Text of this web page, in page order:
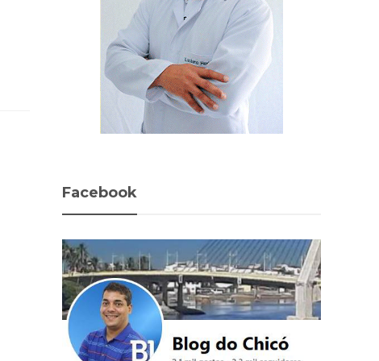
Facebook